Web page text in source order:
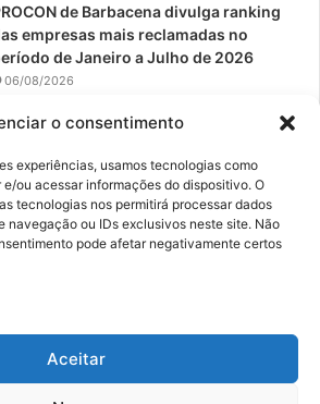
o consentimento
experiências, usamos tecnologias como
ou acessar informações do dispositivo. O
tecnologias nos permitirá processar dados
navegação ou IDs exclusivos neste site. Não
pode afetar negativamente certos
Aceitar
de Barbacena divulga ranking
empresas mais reclamadas no
de Janeiro a Julho de 2026
06/08/2026
convoca organizações de
Sólidos
05/08/2026
reservados | Desenvolvido por:
| Hospedado por:NP Publicidade
Sobre Nós